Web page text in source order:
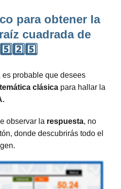
para obtener la
cuadrada de
probable que desees
clásica para hallar la
observar la respuesta, no
donde descubrirás todo el